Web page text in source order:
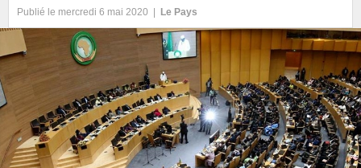
Publié le mercredi 6 mai 2020 | Le Pays